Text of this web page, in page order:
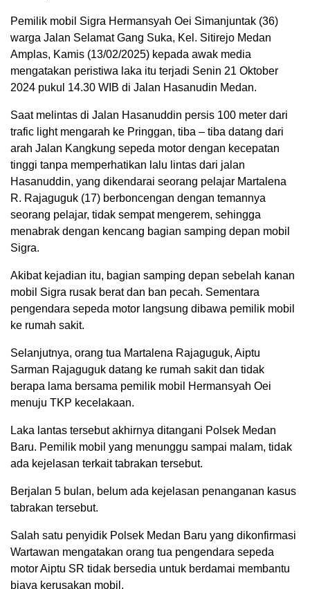
Pemilik mobil Sigra Hermansyah Oei Simanjuntak (36)
warga Jalan Selamat Gang Suka, Kel. Sitirejo Medan
Amplas, Kamis (13/02/2025) kepada awak media
mengatakan peristiwa laka itu terjadi Senin 21 Oktober
2024 pukul 14.30 WIB di Jalan Hasanudin Medan.
Saat melintas di Jalan Hasanuddin persis 100 meter dari
trafic light mengarah ke Pringgan, tiba – tiba datang dari
arah Jalan Kangkung sepeda motor dengan kecepatan
tinggi tanpa memperhatikan lalu lintas dari jalan
Hasanuddin, yang dikendarai seorang pelajar Martalena
R. Rajaguguk (17) berboncengan dengan temannya
seorang pelajar, tidak sempat mengerem, sehingga
menabrak dengan kencang bagian samping depan mobil
Sigra.
Akibat kejadian itu, bagian samping depan sebelah kanan
mobil Sigra rusak berat dan ban pecah. Sementara
pengendara sepeda motor langsung dibawa pemilik mobil
ke rumah sakit.
Selanjutnya, orang tua Martalena Rajaguguk, Aiptu
Sarman Rajaguguk datang ke rumah sakit dan tidak
berapa lama bersama pemilik mobil Hermansyah Oei
menuju TKP kecelakaan.
Laka lantas tersebut akhirnya ditangani Polsek Medan
Baru. Pemilik mobil yang menunggu sampai malam, tidak
ada kejelasan terkait tabrakan tersebut.
Berjalan 5 bulan, belum ada kejelasan penanganan kasus
tabrakan tersebut.
Salah satu penyidik Polsek Medan Baru yang dikonfirmasi
Wartawan mengatakan orang tua pengendara sepeda
motor Aiptu SR tidak bersedia untuk berdamai membantu
biaya kerusakan mobil.